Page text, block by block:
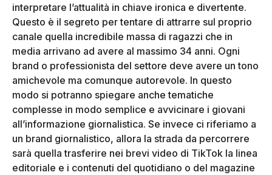
interpretare l’attualità in chiave ironica e divertente.
Questo è il segreto per tentare di attrarre sul proprio
canale quella incredibile massa di ragazzi che in
media arrivano ad avere al massimo 34 anni. Ogni
brand o professionista del settore deve avere un tono
amichevole ma comunque autorevole. In questo
modo si potranno spiegare anche tematiche
complesse in modo semplice e avvicinare i giovani
all’informazione giornalistica. Se invece ci riferiamo a
un brand giornalistico, allora la strada da percorrere
sarà quella trasferire nei brevi video di TikTok la linea
editoriale e i contenuti del quotidiano o del magazine